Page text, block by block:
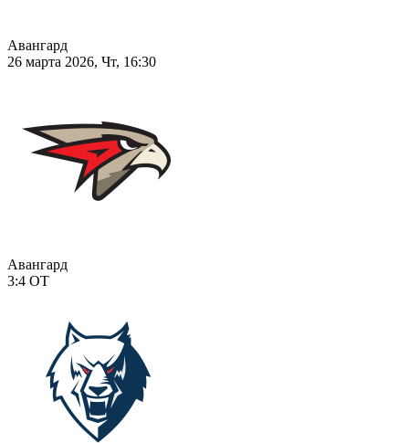
Авангард
26 марта 2026, Чт, 16:30
Авангард
3:4 ОТ